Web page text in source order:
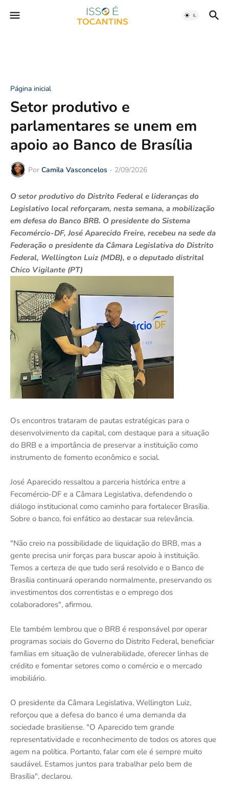
Página inicial
Setor produtivo e
parlamentares se unem em
apoio ao Banco de Brasília
Por Camila Vasconcelos - 2/09/2026
O setor produtivo do Distrito Federal e lideranças do
Legislativo local reforçaram, nesta semana, a mobilização
em defesa do Banco BRB. O presidente do Sistema
Fecomércio-DF, José Aparecido Freire, recebeu na sede da
Federação o presidente da Câmara Legislativa do Distrito
Federal, Wellington Luiz (MDB), e o deputado distrital
Chico Vigilante (PT)
Os encontros trataram de pautas estratégicas para o
desenvolvimento da capital, com destaque para a situação
do BRB e a importância de preservar a instituição como
instrumento de fomento econômico e social.
José Aparecido ressaltou a parceria histórica entre a
Fecomércio-DF e a Câmara Legislativa, defendendo o
diálogo institucional como caminho para fortalecer Brasília.
Sobre o banco, foi enfático ao destacar sua relevância.
"Não creio na possibilidade de liquidação do BRB, mas a
gente precisa unir forças para buscar apoio à instituição.
Temos a certeza de que tudo será resolvido e o Banco de
Brasília continuará operando normalmente, preservando os
investimentos dos correntistas e o emprego dos
colaboradores", afirmou.
Ele também lembrou que o BRB é responsável por operar
programas sociais do Governo do Distrito Federal, beneficiar
famílias em situação de vulnerabilidade, oferecer linhas de
crédito e fomentar setores como o comércio e o mercado
imobiliário.
O presidente da Câmara Legislativa, Wellington Luiz,
reforçou que a defesa do banco é uma demanda da
sociedade brasiliense. "O Aparecido tem grande
representatividade e reconhecimento de todos os atores que
agem na política. Portanto, falar com ele é sempre muito
saudável. Estamos juntos para trabalhar pelo bem de
Brasília", declarou.